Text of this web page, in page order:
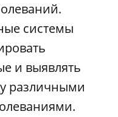
системы
и выявлять
различными